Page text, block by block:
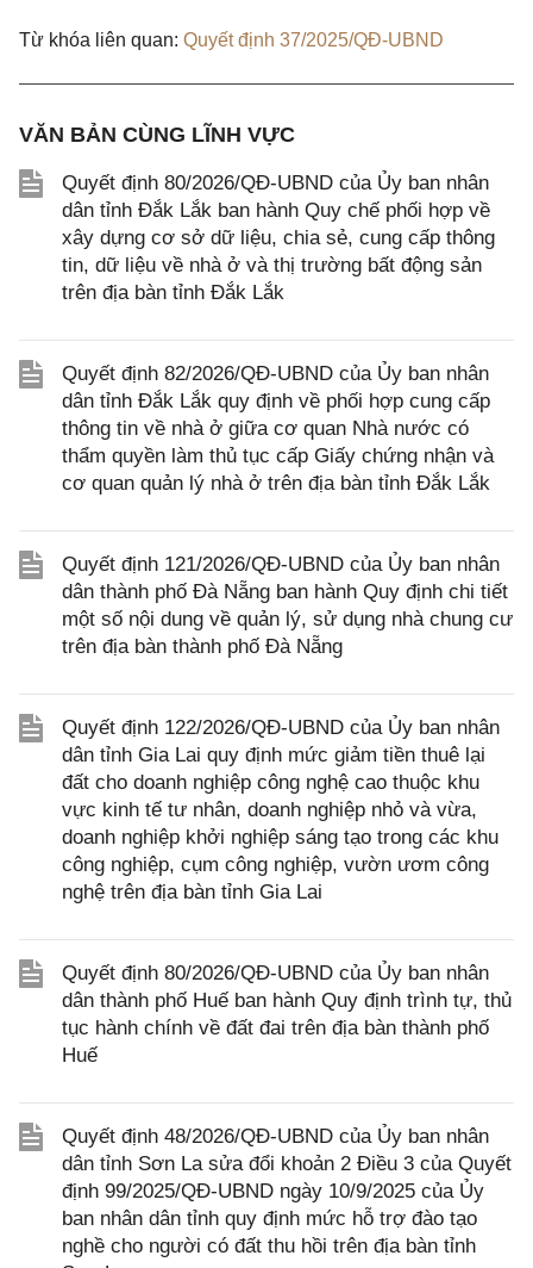
Từ khóa liên quan: Quyết định 37/2025/QĐ-UBND
VĂN BẢN CÙNG LĨNH VỰC
Quyết định 80/2026/QĐ-UBND của Ủy ban nhân
dân tỉnh Đắk Lắk ban hành Quy chế phối hợp về
xây dựng cơ sở dữ liệu, chia sẻ, cung cấp thông
tin, dữ liệu về nhà ở và thị trường bất động sản
trên địa bàn tỉnh Đắk Lắk
Quyết định 82/2026/QĐ-UBND của Ủy ban nhân
dân tỉnh Đắk Lắk quy định về phối hợp cung cấp
thông tin về nhà ở giữa cơ quan Nhà nước có
thẩm quyền làm thủ tục cấp Giấy chứng nhận và
cơ quan quản lý nhà ở trên địa bàn tỉnh Đắk Lắk
Quyết định 121/2026/QĐ-UBND của Ủy ban nhân
dân thành phố Đà Nẵng ban hành Quy định chi tiết
một số nội dung về quản lý, sử dụng nhà chung cư
trên địa bàn thành phố Đà Nẵng
Quyết định 122/2026/QĐ-UBND của Ủy ban nhân
dân tỉnh Gia Lai quy định mức giảm tiền thuê lại
đất cho doanh nghiệp công nghệ cao thuộc khu
vực kinh tế tư nhân, doanh nghiệp nhỏ và vừa,
doanh nghiệp khởi nghiệp sáng tạo trong các khu
công nghiệp, cụm công nghiệp, vườn ươm công
nghệ trên địa bàn tỉnh Gia Lai
Quyết định 80/2026/QĐ-UBND của Ủy ban nhân
dân thành phố Huế ban hành Quy định trình tự, thủ
tục hành chính về đất đai trên địa bàn thành phố
Huế
Quyết định 48/2026/QĐ-UBND của Ủy ban nhân
dân tỉnh Sơn La sửa đổi khoản 2 Điều 3 của Quyết
định 99/2025/QĐ-UBND ngày 10/9/2025 của Ủy
ban nhân dân tỉnh quy định mức hỗ trợ đào tạo
nghề cho người có đất thu hồi trên địa bàn tỉnh